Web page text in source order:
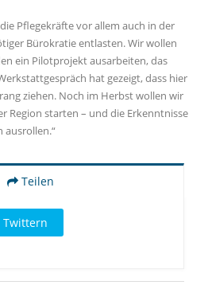
Pflegekräfte vor allem auch in der
Bürokratie entlasten. Wir wollen
ein Pilotprojekt ausarbeiten, das
hat gezeigt, dass hier
ziehen. Noch im Herbst wollen wir
Region starten – und die Erkenntnisse
ausrollen.“
Teilen
Twittern